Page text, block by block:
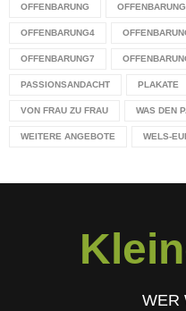
OFFENBARUNG
OFFENBARUNG4
OFFENBARUNG7
PASSIONSANDACHT PLAKATE
VON FRAU ZU FRAU WAS DEN
WEITERE ANGEBOTE WELS-
WER